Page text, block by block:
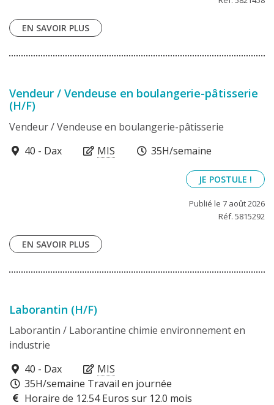
EN SAVOIR PLUS
Vendeur / Vendeuse en boulangerie-pâtisserie
(H/F)
Vendeur / Vendeuse en boulangerie-pâtisserie
40100
40 - Dax MIS 35H/semaine
JE POSTULE !
Publié le 7 août 2026
Réf. 5815292
EN SAVOIR PLUS
Laborantin (H/F)
Laborantin / Laborantine chimie environnement en
industrie
40100
40 - Dax
MIS
35H/semaine Travail en journée
Horaire de 12.54 Euros sur 12.0 mois